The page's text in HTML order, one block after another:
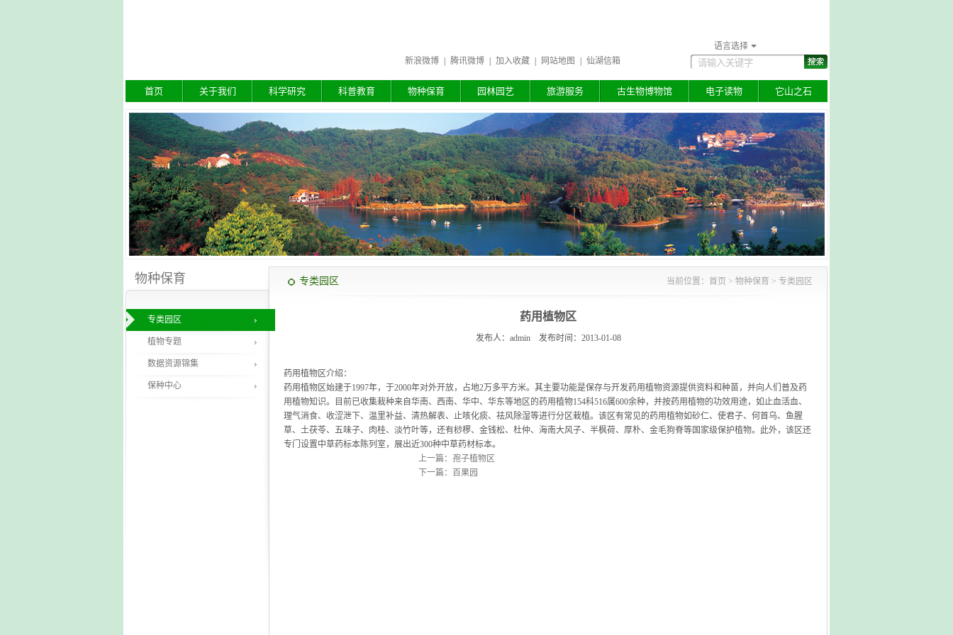
语言选择
新浪微博
腾讯微博 加入收藏 网站地图 仙湖信箱
首页 关于我们 科学研究 科普教育 物种保育 园林园艺 旅游服务 古生物博物馆 电子读物 它山之石
当前位置： 首页 > 物种保育 > 专类园区
专类园区
药用植物区
发布人：admin 发布时间：2013-01-08
药用植物区介绍：
药用植物区始建于1997年，于2000年对外开放，占地2万多平方米。其主要功能是保存与开发药用植物资源提供资料和种苗，并向人们普及药
用植物知识。目前已收集栽种来自华南、西南、华中、华东等地区的药用植物154科516属600余种，并按药用植物的功效用途，如止血活血、
理气消食、收涩泄下、温里补益、清热解表、止咳化痰、祛风除湿等进行分区栽植。该区有常见的药用植物如砂仁、使君子、何首乌、鱼腥
草、土茯苓、五味子、肉桂、淡竹叶等，还有桫椤、金钱松、杜仲、海南大风子、半枫荷、厚朴、金毛狗脊等国家级保护植物。此外，该区还
专门设置中草药标本陈列室，展出近300种中草药材标本。
上一篇：孢子植物区
下一篇：百果园
物种保育
专类园区
植物专题
数据资源锦集
保种中心